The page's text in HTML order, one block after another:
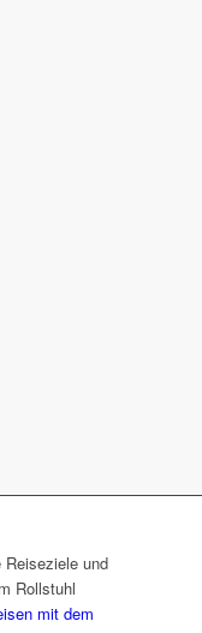
und
Rollstuhl
mit dem